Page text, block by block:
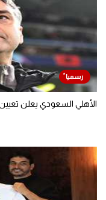
الأهلي السعودي يعلن